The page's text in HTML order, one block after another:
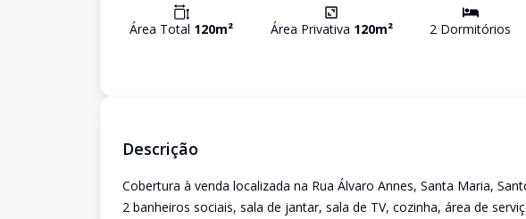
Área Total 120m² Área Privativa 120m² 2 Dormitórios
Descrição
Cobertura à venda localizada na Rua Álvaro Annes, Santa Maria,
2 banheiros sociais, sala de jantar, sala de TV, cozinha, área de